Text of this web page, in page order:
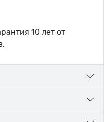
10 лет от